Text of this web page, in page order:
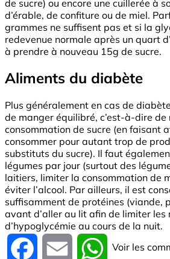
de sucre) ou encore une cuillerée à
d’érable, de confiture ou de miel.
grammes ne suffisent pas et si la
redevenue normale après un quart
à prendre à nouveau 15g de sucre.
Aliments du diabète
Plus généralement en cas de
de manger équilibré, c’est-à-dire de
consommation de sucre (en faisant
consommer pour autant trop de
substituts du sucre). Il faut
légumes par jour (surtout des
laitiers, limiter la consommation de
éviter l’alcool. Par ailleurs, il est
suffisamment de protéines (viande,
avant d’aller au lit afin de limiter les
d’hypoglycémie au cours de la nuit.
Facebook Email WhatsApp
Voir les